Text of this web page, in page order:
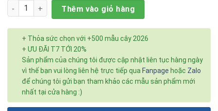
Số lượng Thêm vào giỏ hàng
+ Thỏa sức chọn với +500 mẫu cây 2026
+ ƯU ĐÃI T7 TỚI 20%
Sản phẩm của chúng tôi được cập nhật liên tục hàng ngày
vì thế bạn vui lòng liên hệ trực tiếp qua Fanpage hoặc Zalo
để chúng tôi gửi bạn tham khảo các mẫu sản phẩm mới
nhất tại cửa hàng :)